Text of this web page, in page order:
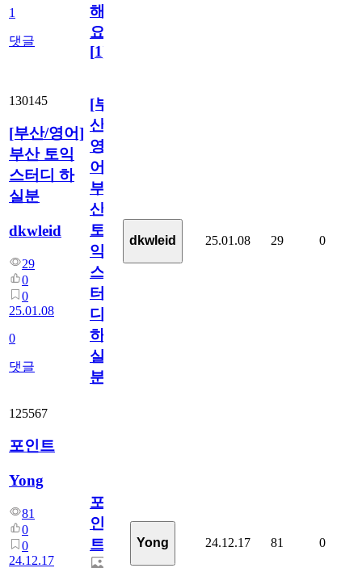
1
댓글
해
요!!
[1]
130145
[부산/영어]
부산 토익
스터디 하
실분
dkwleid
29
0
0
25.01.08
0
댓글
[부
산/
영
어]
부
산
토
익
스
터
디
하
실
분
dkwleid 25.01.08 29 0
125567
포인트
Yong
81
0
0
24.12.17
포
인
트
Yong 24.12.17 81 0